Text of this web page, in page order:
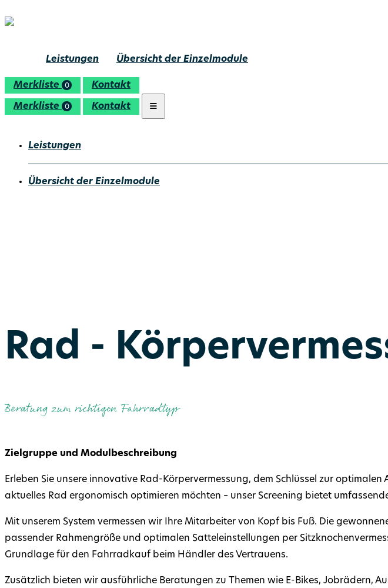
Leistungen Übersicht der Einzelmodule
Merkliste 0 Kontakt
Merkliste 0 Kontakt
Leistungen
Übersicht der Einzelmodule
Rad -
Beratung zum richtigen Fahrradtyp
Zielgruppe und Modulbeschreibung
Erleben Sie unsere innovative Rad-Körpervermessung, dem Schlüssel zur
aktuelles Rad ergonomisch optimieren möchten – unser Screening bietet
Mit unserem System vermessen wir Ihre Mitarbeiter von Kopf bis Fuß. Die
passender Rahmengröße und optimalen Satteleinstellungen per
Grundlage für den Fahrradkauf beim Händler des Vertrauens.
Zusätzlich bieten wir ausführliche Beratungen zu Themen wie E-Bikes, Jobrädern,